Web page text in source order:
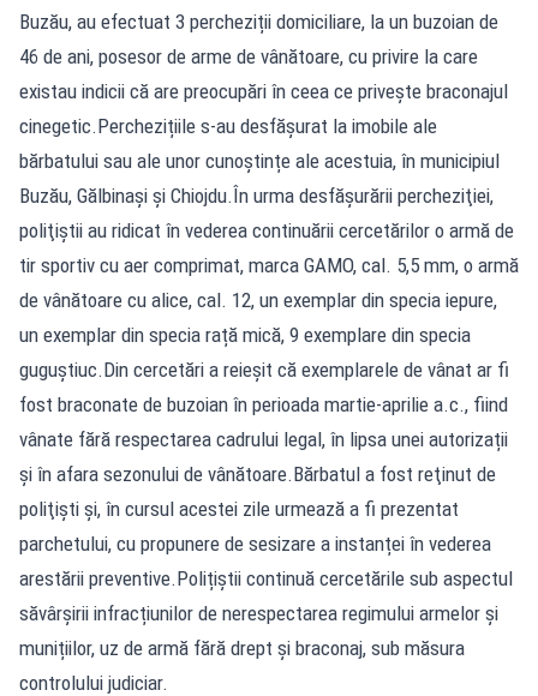
Buzău, au efectuat 3 percheziții domiciliare, la un buzoian de
46 de ani, posesor de arme de vânătoare, cu privire la care
existau indicii că are preocupări în ceea ce priveşte braconajul
cinegetic.Perchezițiile s-au desfășurat la imobile ale
bărbatului sau ale unor cunoștințe ale acestuia, în municipiul
Buzău, Gălbinași și Chiojdu.În urma desfăşurării percheziţiei,
poliţiştii au ridicat în vederea continuării cercetărilor o armă de
tir sportiv cu aer comprimat, marca GAMO, cal. 5,5 mm, o armă
de vânătoare cu alice, cal. 12, un exemplar din specia iepure,
un exemplar din specia rață mică, 9 exemplare din specia
guguștiuc.Din cercetări a reieșit că exemplarele de vânat ar fi
fost braconate de buzoian în perioada martie-aprilie a.c., fiind
vânate fără respectarea cadrului legal, în lipsa unei autorizații
și în afara sezonului de vânătoare.Bărbatul a fost reţinut de
poliţişti și, în cursul acestei zile urmează a fi prezentat
parchetului, cu propunere de sesizare a instanței în vederea
arestării preventive.Polițiștii continuă cercetările sub aspectul
săvârșirii infracțiunilor de nerespectarea regimului armelor și
munițiilor, uz de armă fără drept și braconaj, sub măsura
controlului judiciar.